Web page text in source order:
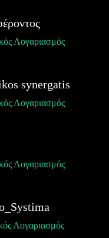
Λογαριασμός
synergatis
Λογαριασμός
Λογαριασμός
Λογαριασμός